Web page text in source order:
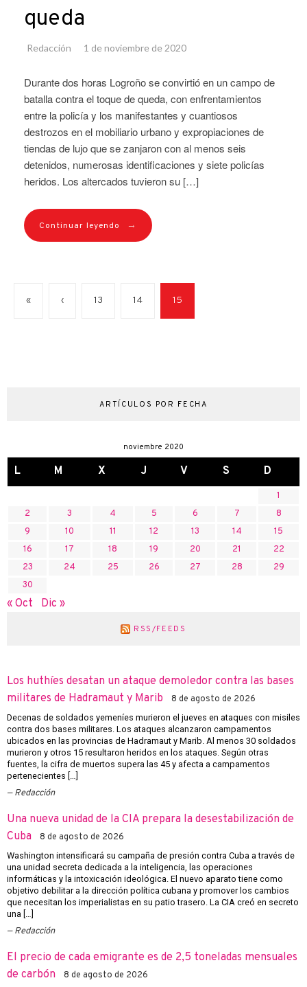
queda
Redacción 1 de noviembre de 2020
Durante dos horas Logroño se convirtió en un campo de
batalla contra el toque de queda, con enfrentamientos
entre la policía y los manifestantes y cuantiosos
destrozos en el mobiliario urbano y expropiaciones de
tiendas de lujo que se zanjaron con al menos seis
detenidos, numerosas identificaciones y siete policías
heridos. Los altercados tuvieron su […]
Continuar leyendo →
« ‹ 13 14 15
ARTÍCULOS POR FECHA
noviembre 2020
L M X J V S D
1
2
3 4 5 6 7
8
9
10 11 12 13 14
15
16
17 18 19 20 21
22
23
24 25 26 27 28
29
30
« Oct Dic »
RSS/FEEDS
Los huthíes desatan un ataque demoledor contra las bases
militares de Hadramaut y Marib
8 de agosto de 2026
Decenas de soldados yemeníes murieron el jueves en ataques con misiles
contra dos bases militares. Los ataques alcanzaron campamentos
ubicados en las provincias de Hadramaut y Marib. Al menos 30 soldados
murieron y otros 15 resultaron heridos en los ataques. Según otras
fuentes, la cifra de muertos supera las 45 y afecta a campamentos
pertenecientes […]
Redacción
Una nueva unidad de la CIA prepara la desestabilización de
Cuba
8 de agosto de 2026
Washington intensificará su campaña de presión contra Cuba a través de
una unidad secreta dedicada a la inteligencia, las operaciones
informáticas y la intoxicación ideológica. El nuevo aparato tiene como
objetivo debilitar a la dirección política cubana y promover los cambios
que necesitan los imperialistas en su patio trasero. La CIA creó en secreto
una […]
Redacción
El precio de cada emigrante es de 2,5 toneladas mensuales
de carbón
8 de agosto de 2026